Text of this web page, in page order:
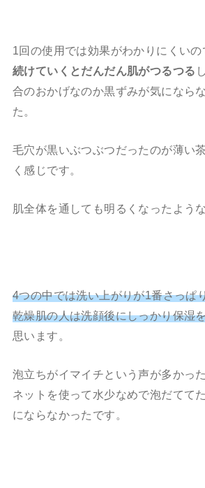
1回の使用では効果がわかりにくい
続けていくとだんだん肌がつるつる
合のおかげなのか黒ずみが気になら
た。
毛穴が黒いぶつぶつだったのが薄い
く感じです。
肌全体を通しても明るくなったよう
4つの中では洗い上がりが1番さっぱ
乾燥肌の人は洗顔後にしっかり保湿
思います。
泡立ちがイマイチという声が多かっ
ネットを使って水少なめで泡だてて
にならなかったです。